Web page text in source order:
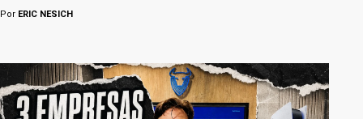
Por ERIC NESICH